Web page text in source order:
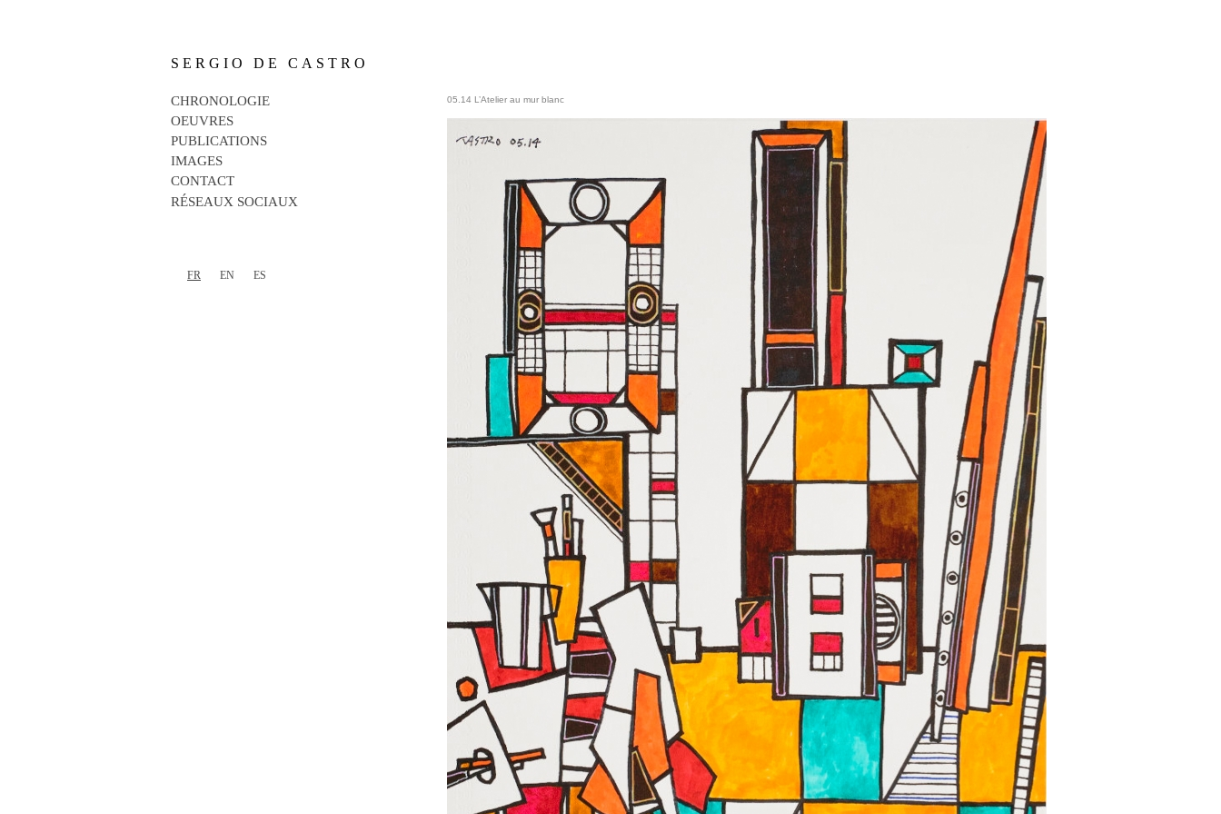
SERGIO DE CASTRO
CHRONOLOGIE
OEUVRES
PUBLICATIONS
IMAGES
CONTACT
RÉSEAUX SOCIAUX
FR EN ES
05.14 L’Atelier au mur blanc